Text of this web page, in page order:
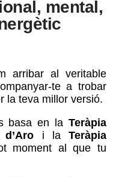
mental,
arribar al veritable
te a trobar
la teva millor versió.
basa en la Teràpia
i la Teràpia
moment al que tu